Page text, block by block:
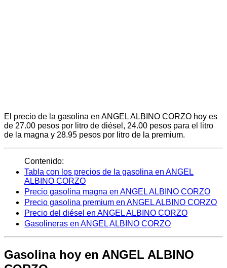
El precio de la gasolina en ANGEL ALBINO CORZO hoy es
de 27.00 pesos por litro de diésel, 24.00 pesos para el litro
de la magna y 28.95 pesos por litro de la premium.
Contenido:
Tabla con los precios de la gasolina en ANGEL
ALBINO CORZO
Precio gasolina magna en ANGEL ALBINO CORZO
Precio gasolina premium en ANGEL ALBINO CORZO
Precio del diésel en ANGEL ALBINO CORZO
Gasolineras en ANGEL ALBINO CORZO
Gasolina hoy en ANGEL ALBINO